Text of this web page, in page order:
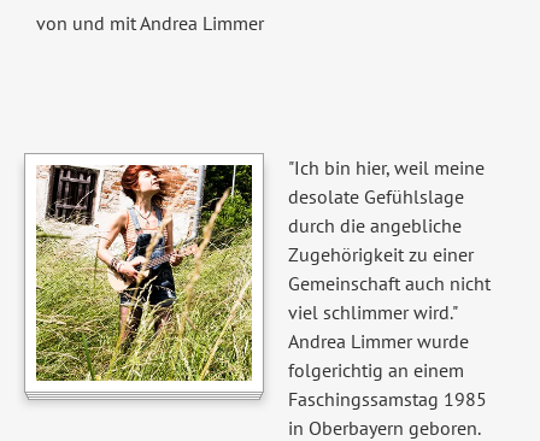
von und mit Andrea Limmer
"Ich bin hier, weil meine
desolate Gefühlslage
durch die angebliche
Zugehörigkeit zu einer
Gemeinschaft auch nicht
viel schlimmer wird."
Andrea Limmer wurde
folgerichtig an einem
Faschingssamstag 1985
in Oberbayern geboren.